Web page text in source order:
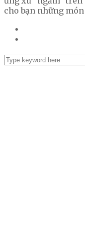
cho bạn những